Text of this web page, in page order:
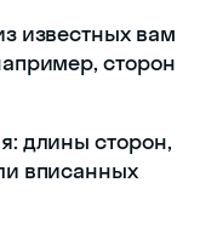
известных вам
сторон
длины сторон,
вписанных